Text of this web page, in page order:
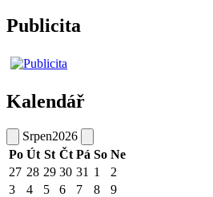
Publicita
Kalendář
Srpen2026
Po Út St Čt Pá So Ne
27 28 29 30 31 1
2
3
4 5 6 7 8
9